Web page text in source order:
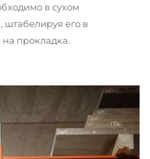
в сухом
его в
прокладка.